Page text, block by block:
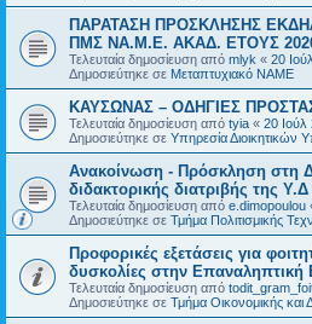
ΠΑΡΑΤΑΣΗ ΠΡΟΣΚΛΗΣΗΣ
ΠΜΣ ΝΑ.Μ.Ε. ΑΚΑΔ. ΕΤΟΥΣ
Τελευταία δημοσίευση από mlyk « 20
Δημοσιεύτηκε σε Μεταπτυχιακό ΝΑΜΕ
ΚΑΥΣΩΝΑΣ – ΟΔΗΓΙΕΣ
Τελευταία δημοσίευση από tyia « 20
Δημοσιεύτηκε σε Υπηρεσία Διοικητικών
Ανακοίνωση - Πρόσκληση στη
διδακτορικής διατριβής της
Τελευταία δημοσίευση από e.dimopoulou
Δημοσιεύτηκε σε Τμήμα Πολιτισμικής
Προφορικές εξετάσεις για
δυσκολίες στην Επαναληπτική
Τελευταία δημοσίευση από
Δημοσιεύτηκε σε Τμήμα Οικονομικής και